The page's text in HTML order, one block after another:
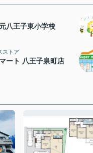
八王子東小学校
ストア
ート 八王子泉町店